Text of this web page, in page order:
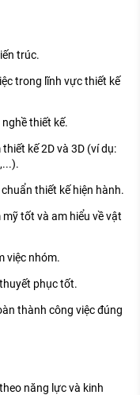
trúc.
trong lĩnh vực thiết kế
thiết kế.
kế 2D và 3D (ví dụ:
thiết kế hiện hành.
tốt và am hiểu về vật
việc nhóm.
phục tốt.
thành công việc đúng
năng lực và kinh